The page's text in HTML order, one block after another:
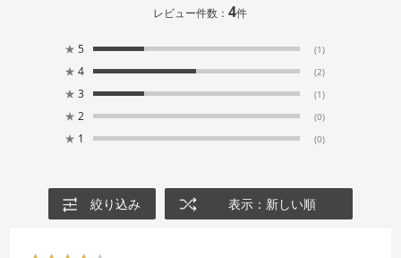
レビュー件数：4件
★ 5 (1)
★ 4 (2)
★ 3 (1)
★ 2 (0)
★ 1 (0)
絞り込み 表示：新しい順